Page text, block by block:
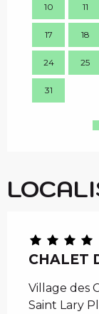
10 11
17 18
24 25
31
CHALET
Village des
Saint Lary